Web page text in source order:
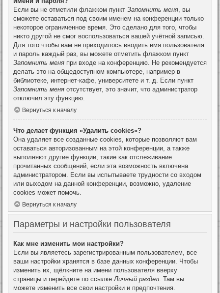
Если вы не отметили флажком пункт Запомнить меня, вы
сможете оставаться под своим именем на конференции только
некоторое ограниченное время. Это сделано для того, чтобы
никто другой не смог воспользоваться вашей учётной записью.
Для того чтобы вам не приходилось вводить имя пользователя
и пароль каждый раз, вы можете отметить флажком пункт
Запомнить меня при входе на конференцию. Не рекомендуется
делать это на общедоступном компьютере, например в
библиотеке, интернет-кафе, университете и т. д. Если пункт
Запомнить меня отсутствует, это значит, что администратор
отключил эту функцию.
Вернуться к началу
Что делает функция «Удалить cookies»?
Она удаляет все созданные cookies, которые позволяют вам
оставаться авторизованным на этой конференции, а также
выполняют другие функции, такие как отслеживание
прочитанных сообщений, если эта возможность включена
администратором. Если вы испытываете трудности со входом
или выходом на данной конференции, возможно, удаление
cookies может помочь.
Вернуться к началу
Параметры и настройки пользователя
Как мне изменить мои настройки?
Если вы являетесь зарегистрированным пользователем, все
ваши настройки хранятся в базе данных конференции. Чтобы
изменить их, щёлкните на имени пользователя вверху
страницы и перейдите по ссылкеЛичный раздел. Там вы
можете изменить все свои настройки и предпочтения.